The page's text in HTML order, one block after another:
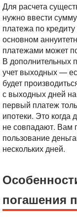
Для расчета
нужно ввести
платежа по
основном
платежами может
В дополнительных
учет выходных —
будет
с выходных дней
первый платеж
ипотеки. Это когда
не совпадают. Вам
пользование
нескольких дней.
погашения